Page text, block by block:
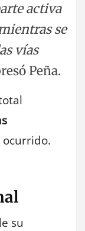
activa
se
vías
Peña.
ocurrido.
su